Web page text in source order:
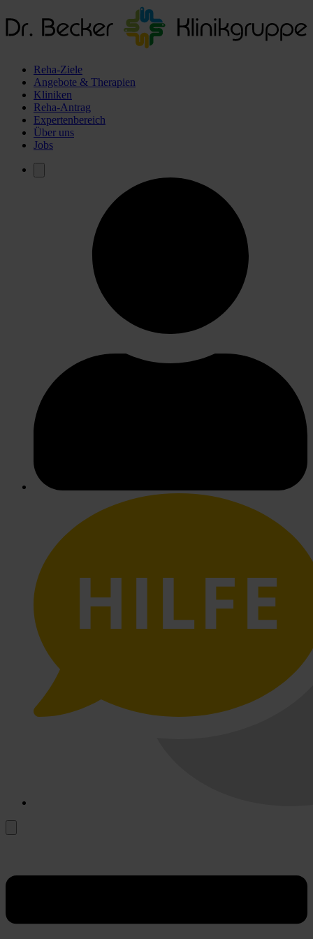
Reha-Ziele
Angebote & Therapien
Kliniken
Reha-Antrag
Expertenbereich
Über uns
Jobs
HILFE